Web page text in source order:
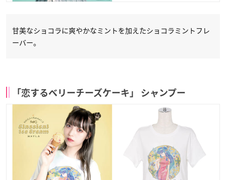
甘美なショコラに爽やかなミントを加えたショコラミントフレ
ーバー。
「恋するベリーチーズケーキ」 シャンプー